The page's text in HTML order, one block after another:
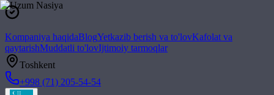
Kompaniya haqidaBlogYetkazib berish va to'lovKafolat va
qaytarishMuddatli to'lovIjtimoiy tarmoqlar
Toshkent
+998 (71) 205-54-54